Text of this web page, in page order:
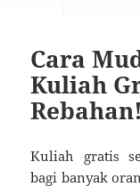
Cara
Kuliah
Rebahan!
Kuliah gratis
bagi banyak